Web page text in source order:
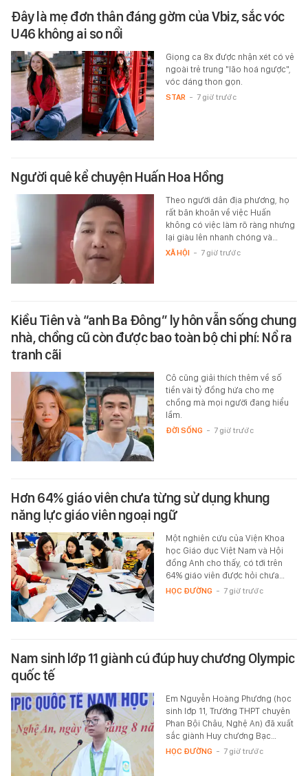
Đây là mẹ đơn thân đáng gờm của Vbiz, sắc vóc
U46 không ai so nổi
Giọng ca 8x được nhận xét có vẻ
ngoài trẻ trung "lão hoá ngược",
vóc dáng thon gọn.
STAR - 7 giờ trước
Người quê kể chuyện Huấn Hoa Hồng
Theo người dân địa phương, họ
rất băn khoăn về việc Huấn
không có việc làm rõ ràng nhưng
lại giàu lên nhanh chóng và…
XÃ HỘI - 7 giờ trước
Kiều Tiên và “anh Ba Đông” ly hôn vẫn sống chung
nhà, chồng cũ còn được bao toàn bộ chi phí: Nổ ra
tranh cãi
Cô cũng giải thích thêm về số
tiền vài tỷ đồng hứa cho mẹ
chồng mà mọi người đang hiểu
lầm.
ĐỜI SỐNG - 7 giờ trước
Hơn 64% giáo viên chưa từng sử dụng khung
năng lực giáo viên ngoại ngữ
Một nghiên cứu của Viện Khoa
học Giáo dục Việt Nam và Hội
đồng Anh cho thấy, có tới trên
64% giáo viên được hỏi chưa…
HỌC ĐƯỜNG - 7 giờ trước
Nam sinh lớp 11 giành cú đúp huy chương Olympic
quốc tế
Em Nguyễn Hoàng Phương (học
sinh lớp 11, Trường THPT chuyên
Phan Bội Châu, Nghệ An) đã xuất
sắc giành Huy chương Bạc…
HỌC ĐƯỜNG - 7 giờ trước